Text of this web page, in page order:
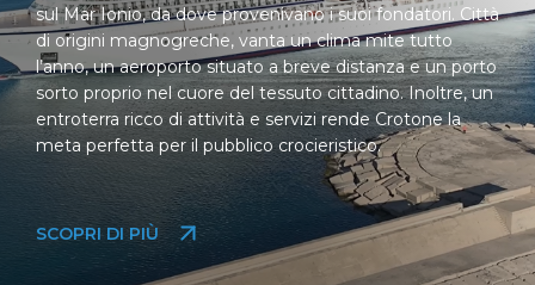
sul Mar Ionio, da dove provenivano i suoi fondatori. Città
di origini magnogreche, vanta un clima mite tutto
l’anno, un aeroporto situato a breve distanza e un porto
sorto proprio nel cuore del tessuto cittadino. Inoltre, un
entroterra ricco di attività e servizi rende Crotone la
meta perfetta per il pubblico crocieristico.
SCOPRI DI PIÙ